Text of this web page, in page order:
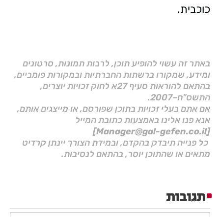
כוכבית.
באתר זה עשוי להופיע תוכן, לרבות תמונות, סרטונים
ומידע, שמקורו ברשתות החברתיות ובמקורות פומביים,
בהתאם להוראות סעיף 27א לחוק זכויות יוצרים,
התשס"ח–2007.
אם אתם בעלי זכויות בתוכן שפורסם, או מייצגים אותם,
אנא פנו אלינו באמצעות כתובת המייל
[Manager@gal-gefen.co.il]
כל פנייה תיבדק בהקדם, ובמידת הצורך יינתן קרדיט
מתאים או שהתוכן יוסר, בהתאם לנסיבות.
תגובות